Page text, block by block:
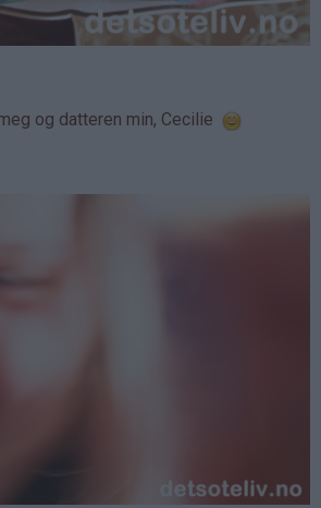
og datteren min, Cecilie